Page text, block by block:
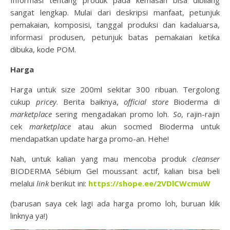
sangat lengkap. Mulai dari deskripsi manfaat, petunjuk
pemakaian, komposisi, tanggal produksi dan kadaluarsa,
informasi produsen, petunjuk batas pemakaian ketika
dibuka, kode POM.
Harga
Harga untuk size 200ml sekitar 300 ribuan. Tergolong
cukup pricey. Berita baiknya,official storeBioderma di
marketplace sering mengadakan promo loh. So, rajin-rajin
cek marketplace atau akun socmed Bioderma untuk
mendapatkan update harga promo-an. Hehe!
Nah, untuk kalian yang mau mencoba produk cleanser
BIODERMA Sébium Gel moussant actif, kalian bisa beli
melalui linkberikut ini: https://shope.ee/2VDlCWcmuW
(barusan saya cek lagi ada harga promo loh, buruan klik
linknya ya!)